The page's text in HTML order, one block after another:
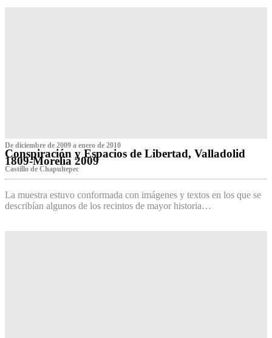
De diciembre de 2009 a enero de 2010
Conspiración y Espacios de Libertad, Valladolid
1809-Morelia 2009
Castillo de Chapultepec
La muestra estuvo conformada con imágenes y textos en los que se
describían algunos de los recintos de mayor historia…